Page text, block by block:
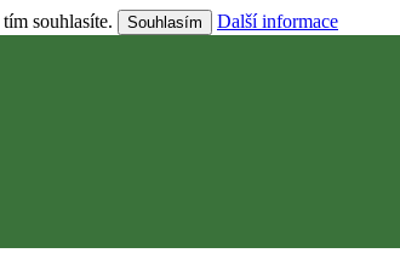
souhlasíte. Souhlasím
Další informace